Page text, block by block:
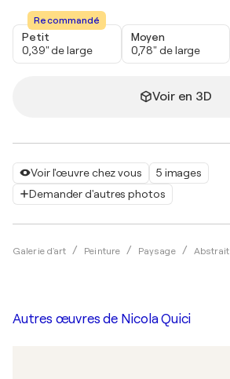
Voir l'œuvre chez vous
5 images
Demander d'autres photos
Galerie d'art Peinture Paysage Abstrait
Recommandé
Petit
0,39" de large
Moyen
0,78" de large
Voir en 3D
Autres œuvres de Nicola Quici